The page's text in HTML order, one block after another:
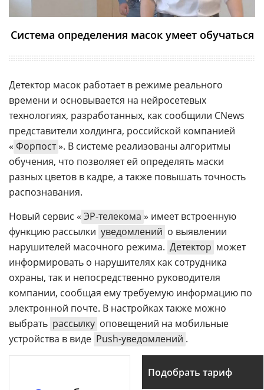
Система определения масок умеет обучаться
Детектор масок работает в режиме реального
времени и основывается на нейросетевых
технологиях, разработанных, как сообщили CNews
представители холдинга, российской компанией
« Форпост». В системе реализованы алгоритмы
обучения, что позволяет ей определять маски
разных цветов в кадре, а также повышать точность
распознавания.
Новый сервис « ЭР-телекома » имеет встроенную
функцию рассылки уведомлений о выявлении
нарушителей масочного режима. Детектор может
информировать о нарушителях как сотрудника
охраны, так и непосредственно руководителя
компании, сообщая ему требуемую информацию по
электронной почте. В настройках также можно
выбрать рассылку оповещений на мобильные
устройства в виде Push-уведомлений .
Подобрать тариф